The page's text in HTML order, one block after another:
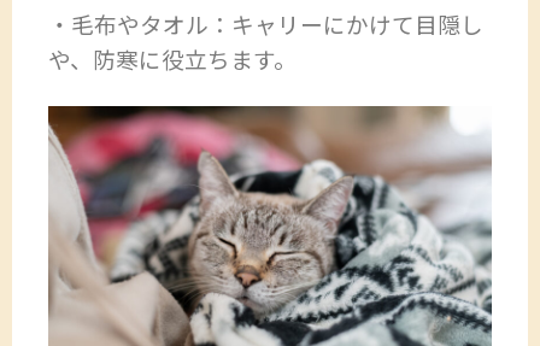
・毛布やタオル：キャリーにかけて目隠し
や、防寒に役立ちます。